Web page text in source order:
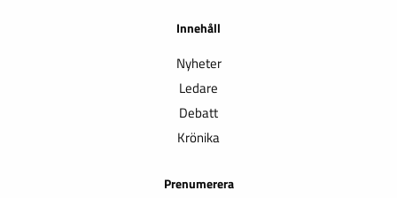
Innehåll
Nyheter
Ledare
Debatt
Krönika
Prenumerera